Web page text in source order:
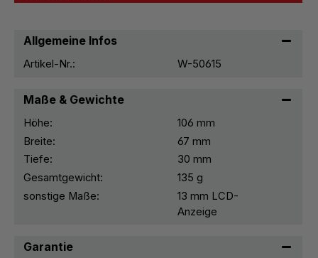
Allgemeine Infos
Artikel-Nr.: W-50615
Maße & Gewichte
Höhe:
106 mm
Breite:
67 mm
Tiefe:
30 mm
Gesamtgewicht:
135 g
sonstige Maße:
13 mm LCD-
Anzeige
Garantie